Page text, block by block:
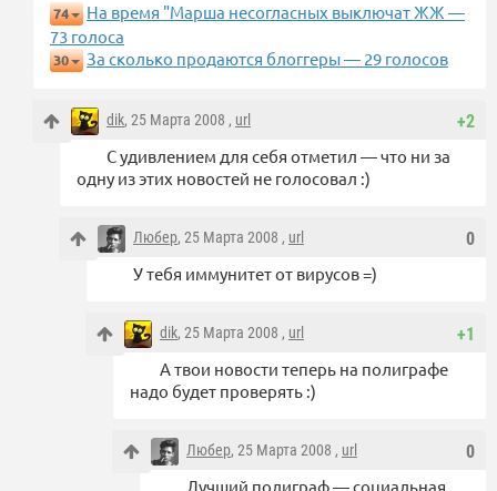
74
На время "Марша несогласных выключат ЖЖ —
73 голоса
30 За сколько продаются блоггеры — 29 голосов
+2
dik, 25 Марта 2008 , url
С удивлением для себя отметил — что ни за
одну из этих новостей не голосовал :)
0
Любер, 25 Марта 2008 , url
У тебя иммунитет от вирусов =)
+1
dik, 25 Марта 2008 , url
А твои новости теперь на полиграфе
надо будет проверять :)
0
Любер, 25 Марта 2008 , url
Лучший полиграф — социальная